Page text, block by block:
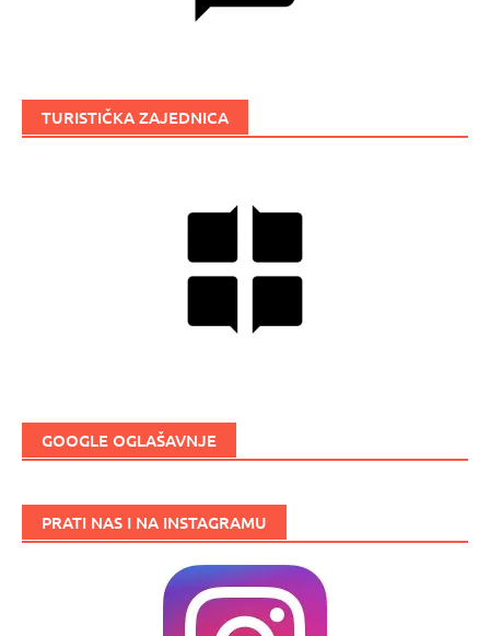
TURISTIČKA ZAJEDNICA
GOOGLE OGLAŠAVNJE
PRATI NAS I NA INSTAGRAMU